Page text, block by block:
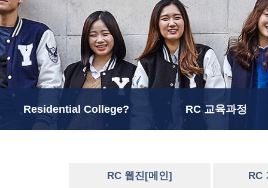
Residential College? RC 교육과정
RC 웹진[메인] RC